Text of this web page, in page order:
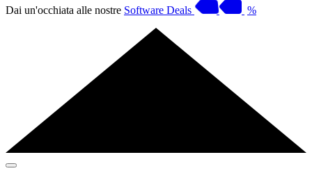
Dai un'occhiata alle nostre Software Deals %